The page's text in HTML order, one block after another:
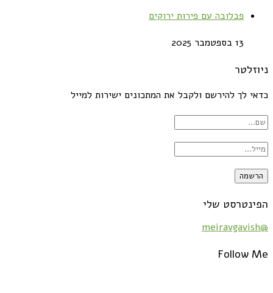
פבלובה עם פירות ירוקים
13 בספטמבר 2025
ניוזלטר
כדאי לך להירשם ולקבל את המתכונים ישירות למייל
הפינטרסט שלי
@meiravgavish
Follow Me